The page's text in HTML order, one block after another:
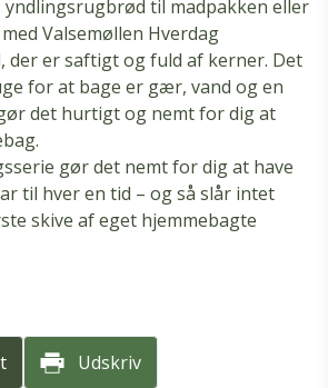
yndlingsrugbrød til madpakken eller
Valsemøllen Hverdag
der er saftigt og fuld af kerner. Det
for at bage er gær, vand og en
det hurtigt og nemt for dig at
gør det nemt for dig at have
til hver en tid – og så slår intet
skive af eget hjemmebagte
Udskriv